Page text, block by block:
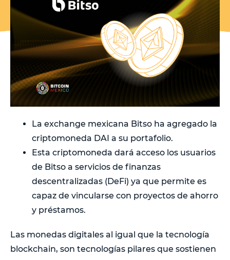
La exchange mexicana Bitso ha agregado la
criptomoneda DAI a su portafolio.
Esta criptomoneda dará acceso los usuarios
de Bitso a servicios de finanzas
descentralizadas (DeFi) ya que permite es
capaz de vincularse con proyectos de ahorro
y préstamos.
Las monedas digitales al igual que la tecnología
blockchain, son tecnologías pilares que sostienen